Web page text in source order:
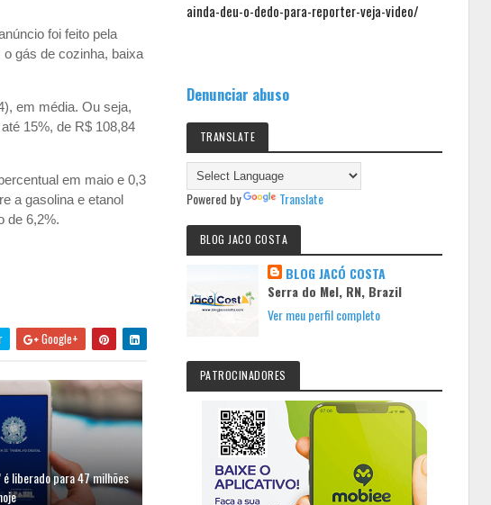
foi feito pela
gás de cozinha, baixa
em média. Ou seja,
15%, de R$ 108,84
em maio e 0,3
a gasolina e etanol
de 6,2%.
Google+
liberado para 47 milhões
ainda-deu-o-dedo-para-reporter-veja-video/
Denunciar abuso
TRANSLATE
Powered by Translate
BLOG JACO COSTA
BLOG JACÓ COSTA
Serra do Mel, RN, Brazil
Ver meu perfil completo
PATROCINADORES